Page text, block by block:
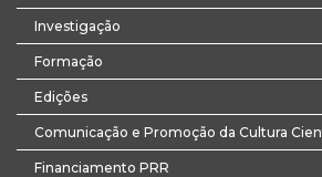
Investigação
Formação
Edições
Comunicação e Promoção da Cultura
Financiamento PRR